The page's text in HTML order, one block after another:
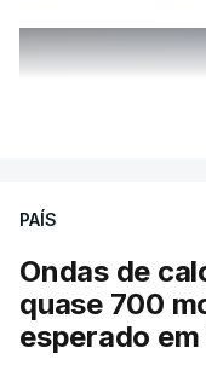
Também em
PAÍS
Ondas de
quase 700
esperado